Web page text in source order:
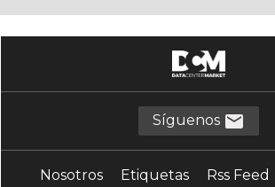
Síguenos
Nosotros Etiquetas Rss Feed